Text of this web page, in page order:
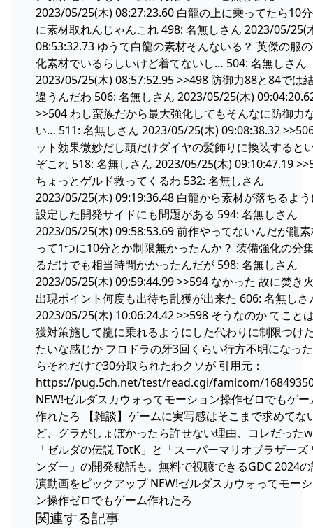
2023/05/25(木) 08:27:23.60 白龍の上に乗ってたら10
に素材取れんじゃんこれ 498: 名無しさん 2023/05/25(
08:53:32.73 ゆうて白龍の素材そんないる？ 英傑の服
化素材でいるらしいけど着てないし… 504: 名無しさん
2023/05/25(木) 08:57:52.95 >>498 防御力88と84では
違うんだわ 506: 名無しさん 2023/05/25(木)
>>504 わし蛮族だから最大強化してもそんなに防御力
い… 511: 名無しさん 2023/05/25(木) 09:08:38.32
ット効果微妙だし頭だけダイヤの髪飾りに換装すると
ぞこれ 518: 名無しさん 2023/05/25(木) 09:10:47.19
ちょっとゲルド救ってくるわ 532: 名無しさん
2023/05/25(木) 09:19:36.48 白龍から素材が落ちるよ
設定した開発サイドにも問題がある 594: 名無しさん
2023/05/25(木) 09:58:53.69 前作やってないんだが龍
って1つに10分とか制限無かったんか？ 装備強化の分
るだけでも相当時間かかったんだが 598: 名無しさん
2023/05/25(木) 09:59:44.99 >>594 なかった 故に焚き
出現ポイント何度も出待ち乱獲が出来た 606: 名無しさ
2023/05/25(木) 10:06:24.42 >>598 そうなのか てこと
獲対策施して龍に乗れるようにした代わりに制限つけ
たいな感じか フロドラの牙3回くらい行方不明になっ
らそれだけで30分取られたわクソが 引用元：
https://pug.5ch.net/test/read.cgi/famicom/
NEW!ゼルダスカウォってモーション操作ゼロでもゲー
作れたろ 【雑談】ゲームに実写感はそこまで求めてな
ど、グラがしょぼかったら許せない理由、コレだった
「ゼルダの伝説 TotK」と「スーパーマリオブラザーズ
ンダー」の開発秘話も。無料で視聴できるGDC 2024
演動画をピックアップ NEW!ゼルダスカウォってモー
ン操作ゼロでもゲーム作れたろ
関連する記事